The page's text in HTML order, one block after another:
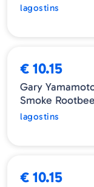
lagostins
€ 10.15
Gary
Smoke
lagostins
€ 10.15